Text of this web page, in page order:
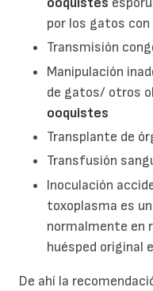
por los gatos con
Transmisión
Manipulación
de gatos/ otros
ooquistes
Transplante de
Transfusión
Inoculación
toxoplasma es
normalmente en
huésped original
De ahí la